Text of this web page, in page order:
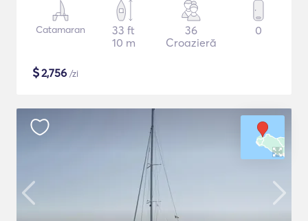
Catamaran
33 ft
10 m
36
Croazieră
0
$2,756 /zi